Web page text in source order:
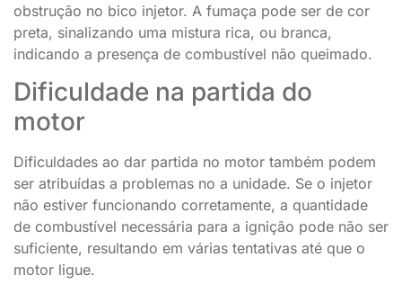
obstrução no bico injetor. A fumaça pode ser de cor
preta, sinalizando uma mistura rica, ou branca,
indicando a presença de combustível não queimado.
Dificuldade na partida do
motor
Dificuldades ao dar partida no motor também podem
ser atribuídas a problemas no a unidade. Se o injetor
não estiver funcionando corretamente, a quantidade
de combustível necessária para a ignição pode não ser
suficiente, resultando em várias tentativas até que o
motor ligue.